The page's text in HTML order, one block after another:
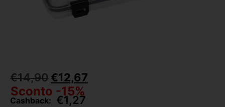
€14,90€12,67
Sconto -15%
Cashback: €1,27